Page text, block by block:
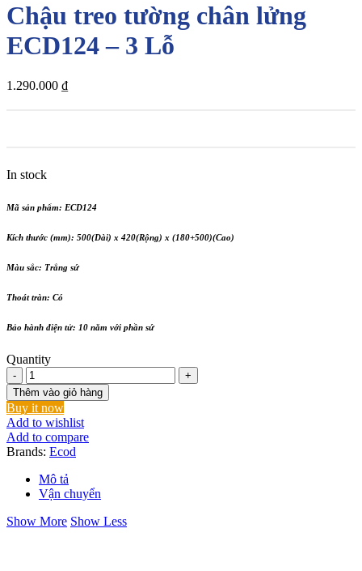
Chậu treo tường chân lửng
ECD124 – 3 Lỗ
1.290.000 ₫
In stock
Mã sản phẩm: ECD124
Kích thước (mm): 500(Dài) x 420(Rộng) x (180+500)(Cao)
Màu sắc: Trắng sứ
Thoát tràn: Có
Bảo hành điện tử: 10 năm với phần sứ
Quantity
Chậu
treo
tường
chân
lửng
ECD124
–
3
Lỗ
lượng
Thêm vào giỏ hàng
Buy it now
Add to wishlist
Add to compare
Brands: Ecod
Mô tả
Vận chuyển
Show More Show Less